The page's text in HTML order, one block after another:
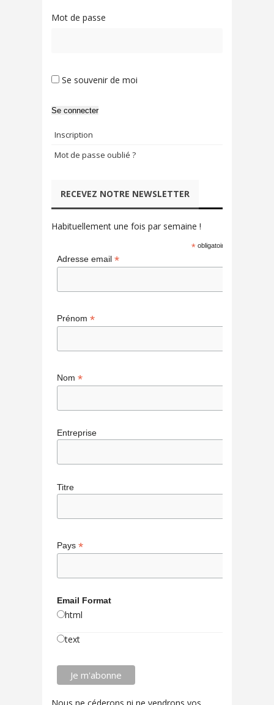
Mot de passe
Se souvenir de moi
Se connecter
Inscription
Mot de passe oublié ?
RECEVEZ NOTRE NEWSLETTER
Habituellement une fois par semaine !
* obligatoire
Adresse email *
Prénom *
Nom *
Entreprise
Titre
Pays *
Email Format
html
text